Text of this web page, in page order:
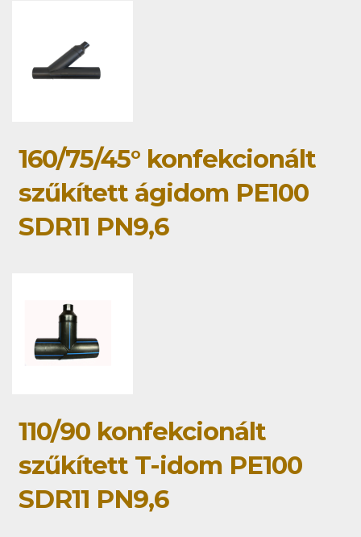
160/75/45° konfekcionált
szűkített ágidom PE100
SDR11 PN9,6
110/90 konfekcionált
szűkített T-idom PE100
SDR11 PN9,6